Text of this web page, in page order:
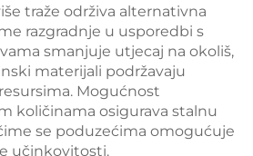
traže održiva alternativna
razgradnje u usporedbi s
smanjuje utjecaj na okoliš,
materijali podržavaju
Mogućnost
količinama osigurava stalnu
se poduzećima omogućuje
učinkovitosti.